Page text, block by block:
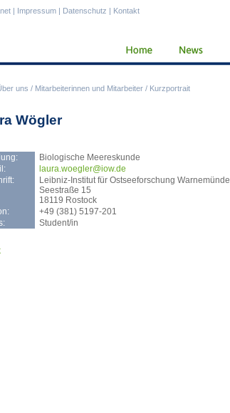
uns / Mitarbeiterinnen und Mitarbeiter / Kurzportrait
| Impressum | Datenschutz | Kontakt
Wögler
Biologische Meereskunde
laura.woegler@iow.de
Leibniz-Institut für Ostseeforschung Warnemünde
Seestraße 15
18119 Rostock
+49 (381) 5197-201
Student/in